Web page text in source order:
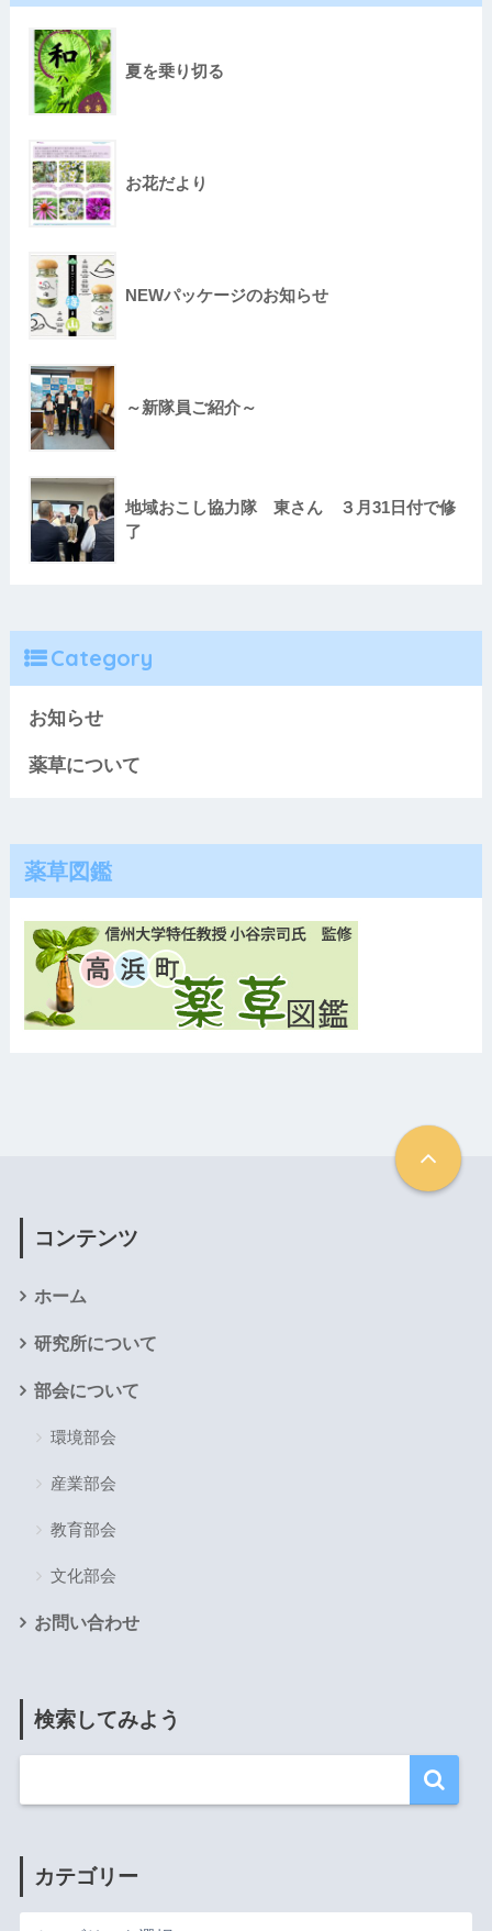
夏を乗り切る
お花だより
NEWパッケージのお知らせ
～新隊員ご紹介～
地域おこし協力隊 東さん ３月31日付で修
了
Category
お知らせ
薬草について
薬草図鑑
コンテンツ
ホーム
研究所について
部会について
環境部会
産業部会
教育部会
文化部会
お問い合わせ
検索してみよう
カテゴリー